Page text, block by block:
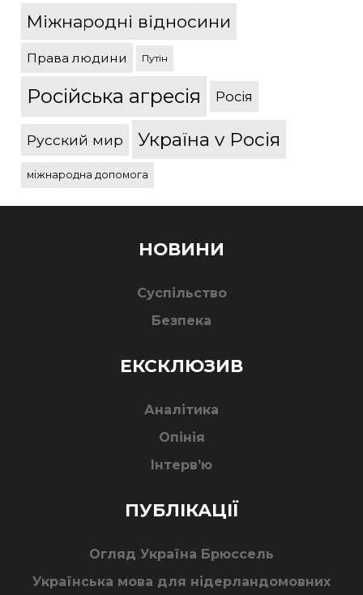
Міжнародні відносини
Права людини Путін
Російська агресія Росія
Русский мир Україна v Росія
міжнародна допомога
НОВИНИ
Суспільство
Безпека
ЕКСКЛЮЗИВ
Аналітика
Опінія
Інтерв’ю
ПУБЛІКАЦІЇ
Огляд Україна Брюссель
Українська мова для нідерландомовних